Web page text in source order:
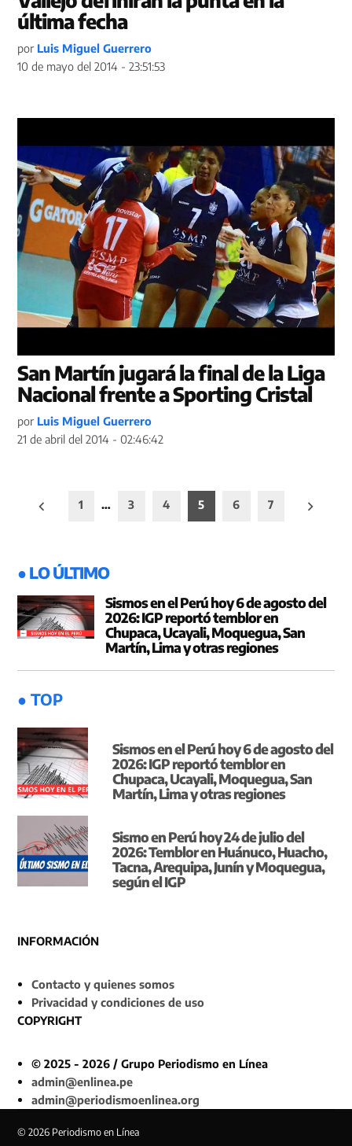
última fecha
por Luis Miguel Guerrero
10 de mayo del 2014 - 23:51:53
San Martín jugará la final de la Liga
Nacional frente a Sporting Cristal
por Luis Miguel Guerrero
21 de abril del 2014 - 02:46:42
Paginación
1 … 3 4 5 6 7
● LO ÚLTIMO
Sismos en el Perú hoy 6 de agosto del
2026: IGP reportó temblor en
Chupaca, Ucayali, Moquegua, San
Martín, Lima y otras regiones
● TOP
Sismos en el Perú hoy 6 de agosto del
2026: IGP reportó temblor en
Chupaca, Ucayali, Moquegua, San
Martín, Lima y otras regiones
Sismo en Perú hoy 24 de julio del
2026: Temblor en Huánuco, Huacho,
Tacna, Arequipa, Junín y Moquegua,
según el IGP
INFORMACIÓN
Contacto y quienes somos
Privacidad y condiciones de uso
COPYRIGHT
© 2025 - 2026 / Grupo Periodismo en Línea
admin@enlinea.pe
admin@periodismoenlinea.org
© 2026 Periodismo en Línea